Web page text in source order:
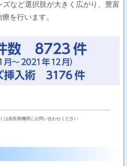
など選択肢が大きく広がり、豊富
を行います。
は各医療機関にお問い合わせください